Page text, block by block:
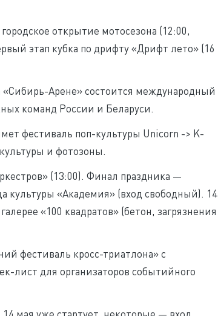
открытие мотосезона (12:00,
этап кубка по дрифту «Дрифт лето» (16
«Сибирь-Арене» состоится международный
команд России и Беларуси.
фестиваль поп-культуры Unicorn -> K-
и фотозоны.
(13:00). Финал праздника —
культуры «Академия» (вход свободный). 14
«100 квадратов» (бетон, загрязнения
фестиваль кросс-триатлона» с
лист для организаторов событийного